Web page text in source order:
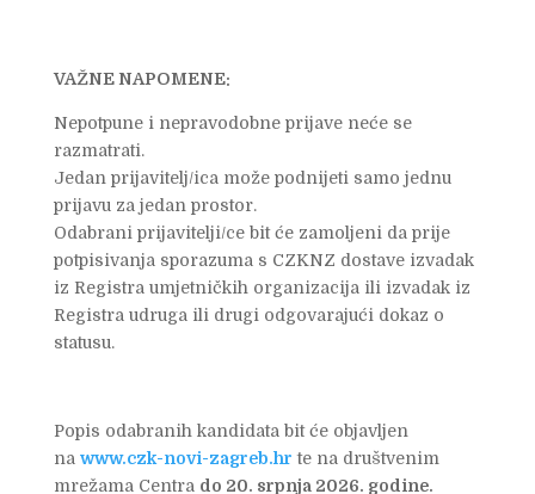
VAŽNE NAPOMENE:
Nepotpune i nepravodobne prijave neće se
razmatrati.
Jedan prijavitelj/ica može podnijeti samo jednu
prijavu za jedan prostor.
Odabrani prijavitelji/ce bit će zamoljeni da prije
potpisivanja sporazuma s CZKNZ dostave izvadak
iz Registra umjetničkih organizacija ili izvadak iz
Registra udruga ili drugi odgovarajući dokaz o
statusu.
Popis odabranih kandidata bit će objavljen
na www.czk-novi-zagreb.hr te na društvenim
mrežama Centra do 20. srpnja 2026. godine.